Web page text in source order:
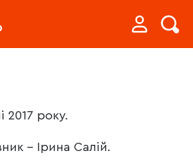
2017 року.
– Ірина Салій.